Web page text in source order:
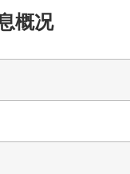
概况